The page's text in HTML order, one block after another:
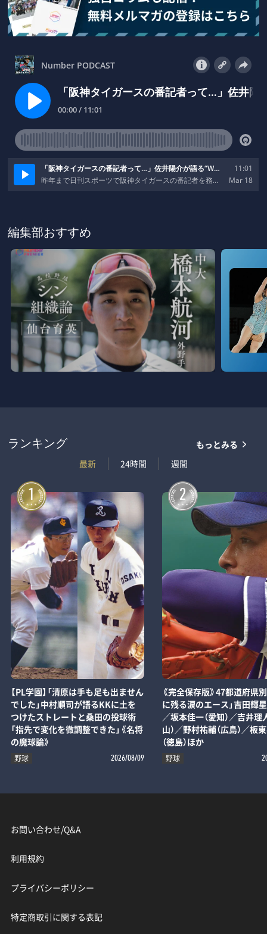
編集部おすすめ
ランキング
最新
24時間 週間
もっとみる
1
【PL学園】「清原は手も足も出ません
でした」中村順司が語るKKに土を
つけたストレートと桑田の投球術
「指先で変化を微調整できた」《名将
の魔球論》
野球 2026/08/09
2
《完全保存版》47都道府県
に残る涙のエース」吉田輝星
／坂本佳一（愛知）／吉井理
山）／野村祐輔（広島）／板
（徳島）ほか
野球
お問い合わせ/Q&A
利用規約
プライバシーポリシー
特定商取引に関する表記